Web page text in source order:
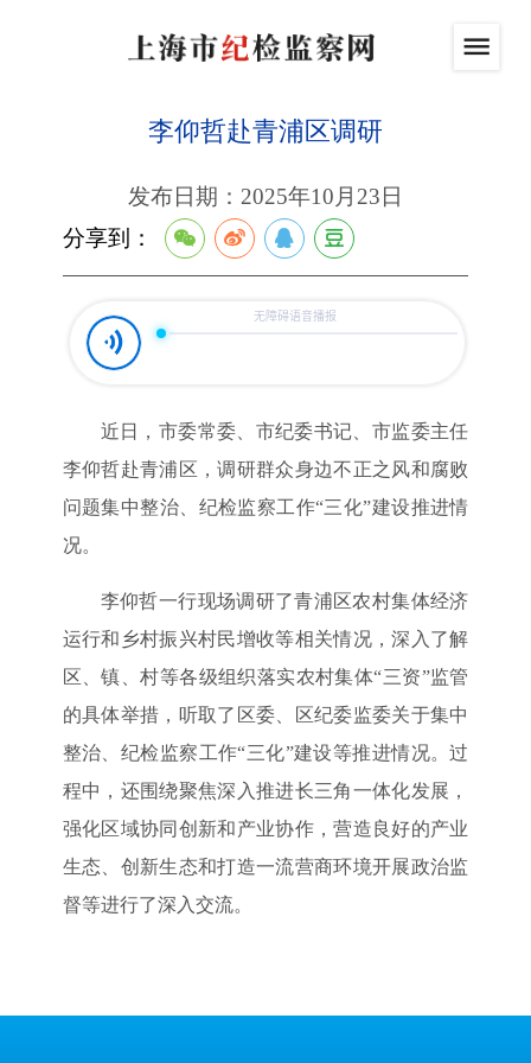
李仰哲赴青浦区调研
发布日期：2025年10月23日
分享到：
近日，市委常委、市纪委书记、市监委主任
李仰哲赴青浦区，调研群众身边不正之风和腐败
问题集中整治、纪检监察工作“三化”建设推进情
况。
李仰哲一行现场调研了青浦区农村集体经济
运行和乡村振兴村民增收等相关情况，深入了解
区、镇、村等各级组织落实农村集体“三资”监管
的具体举措，听取了区委、区纪委监委关于集中
整治、纪检监察工作“三化”建设等推进情况。过
程中，还围绕聚焦深入推进长三角一体化发展，
强化区域协同创新和产业协作，营造良好的产业
生态、创新生态和打造一流营商环境开展政治监
督等进行了深入交流。